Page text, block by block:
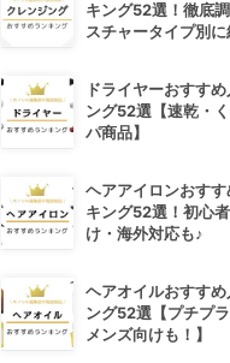
キング52選！徹底
スチャータイプ別に
ドライヤーおすす
ング52選【速乾・
パ商品】
ヘアアイロンおす
キング52選！初心
け・海外対応も♪
ヘアオイルおすすめ
ング52選【プチプ
メンズ向けも！】